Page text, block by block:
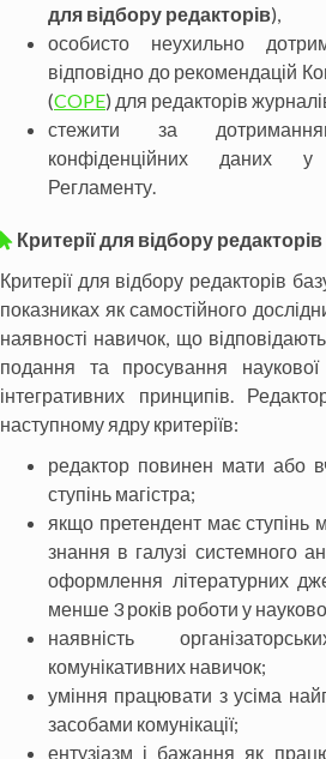
для відбору редакторів),
особисто неухильно
відповідно до рекомендацій
(COPE) для редакторів
стежити за
конфіденційних даних
Регламенту.
Критерії для відбору редакторів
Критерії для відбору редакторів
показниках як самостійного
наявності навичок, що
подання та просування
інтегративних принципів.
наступному ядру критеріїв:
редактор повинен мати або
ступінь магістра;
якщо претендент має ступінь
знання в галузі системного
оформлення літературних
менше 3 років роботи у
наявність
комунікативних навичок;
уміння працювати з усіма
засобами комунікації;
ентузіазм і бажання як